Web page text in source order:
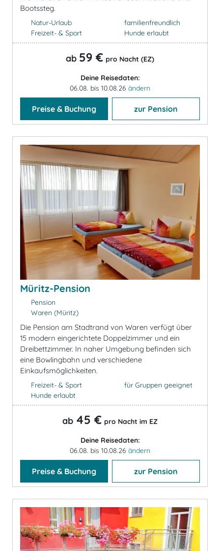
Bootssteg.
Natur-Urlaub
Freizeit- & Sport
familienfreundlich
Hunde erlaubt
ab 59 € pro Nacht (EZ)
Deine Reisedaten:
06.08. bis 10.08.26 ändern
Preise & Buchung zur Pension
Müritz-Pension
Pension
Waren (Müritz)
Die Pension am Stadtrand von Waren verfügt über
15 modern eingerichtete Doppelzimmer und ein
Dreibettzimmer. In naher Umgebung befinden sich
eine Bowlingbahn und verschiedene
Einkaufsmöglichkeiten.
Freizeit- & Sport
Hunde erlaubt
für Gruppen geeignet
ab 45 € pro Nacht im EZ
Deine Reisedaten:
06.08. bis 10.08.26 ändern
Preise & Buchung zur Pension